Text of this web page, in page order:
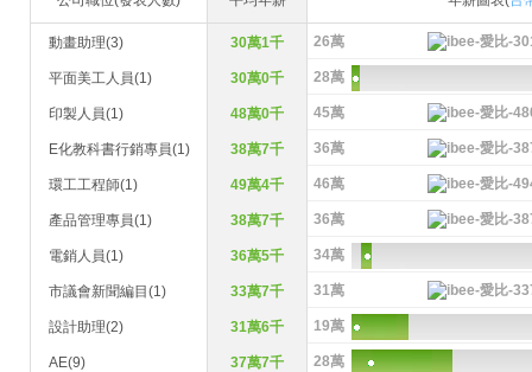
動畫助理(3) 30萬1千 26萬
平面美工人員(1) 30萬0千 28萬
印製人員(1) 48萬0千 45萬
E化教科書行銷專員(1) 38萬7千 36萬
環工工程師(1) 49萬4千 46萬
產品管理專員(1) 38萬7千 36萬
電銷人員(1) 36萬5千 34萬
市議會新聞編目(1) 33萬7千 31萬
設計助理(2) 31萬6千 19萬
AE(9) 37萬7千 28萬